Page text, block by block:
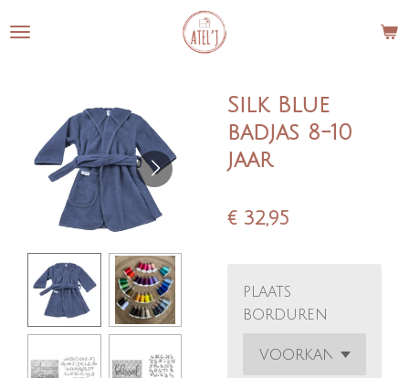
direct
hoofdinhoud
Silk Blue
badjas 8-10
jaar
€ 32,95
plaats
borduren